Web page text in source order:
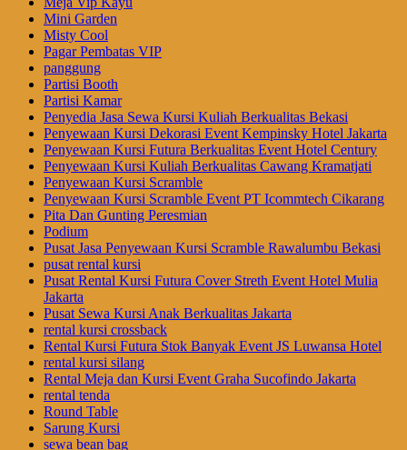
Mini Garden
Misty Cool
Pagar Pembatas VIP
panggung
Partisi Booth
Partisi Kamar
Penyedia Jasa Sewa Kursi Kuliah Berkualitas Bekasi
Penyewaan Kursi Dekorasi Event Kempinsky Hotel Jakarta
Penyewaan Kursi Futura Berkualitas Event Hotel Century
Penyewaan Kursi Kuliah Berkualitas Cawang Kramatjati
Penyewaan Kursi Scramble
Penyewaan Kursi Scramble Event PT Icommtech Cikarang
Pita Dan Gunting Peresmian
Podium
Pusat Jasa Penyewaan Kursi Scramble Rawalumbu Bekasi
pusat rental kursi
Pusat Rental Kursi Futura Cover Streth Event Hotel Mulia
Jakarta
Pusat Sewa Kursi Anak Berkualitas Jakarta
rental kursi crossback
Rental Kursi Futura Stok Banyak Event JS Luwansa Hotel
rental kursi silang
Rental Meja dan Kursi Event Graha Sucofindo Jakarta
rental tenda
Round Table
Sarung Kursi
sewa bean bag